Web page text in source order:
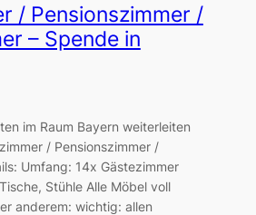
/ Pensionszimmer /
– Spende in
im Raum Bayern weiterleiten
/ Pensionszimmer /
Umfang: 14x Gästezimmer
Stühle Alle Möbel voll
anderem: wichtig: allen